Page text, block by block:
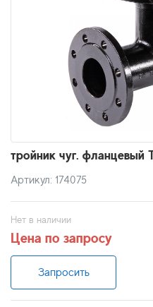
тройник чуг.
Артикул: 174075
Нет в наличии
Цена по запросу
Запросить